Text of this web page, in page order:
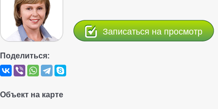
Записаться на просмотр
Поделиться:
Объект на карте